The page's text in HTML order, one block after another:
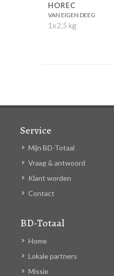
HOREC
VAN EIGEN DEEG
1x2,5 kg
Service
Mijn BD-Totaal
Vraag & antwoord
Klant worden
Contact
BD-Totaal
Home
Lokale partners
Missie